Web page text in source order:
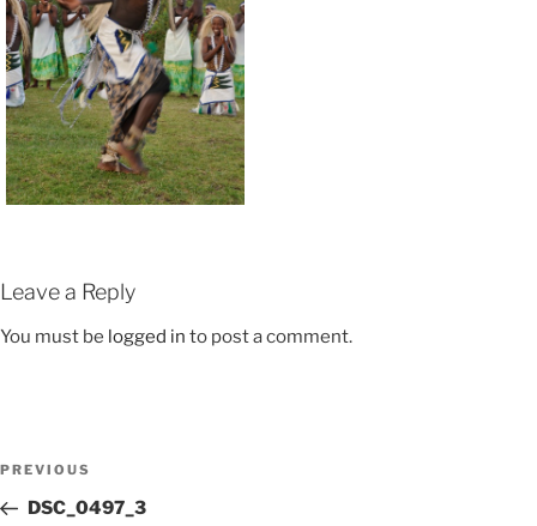
Leave a Reply
You must be logged in to post a comment.
PREVIOUS
DSC_0497_3